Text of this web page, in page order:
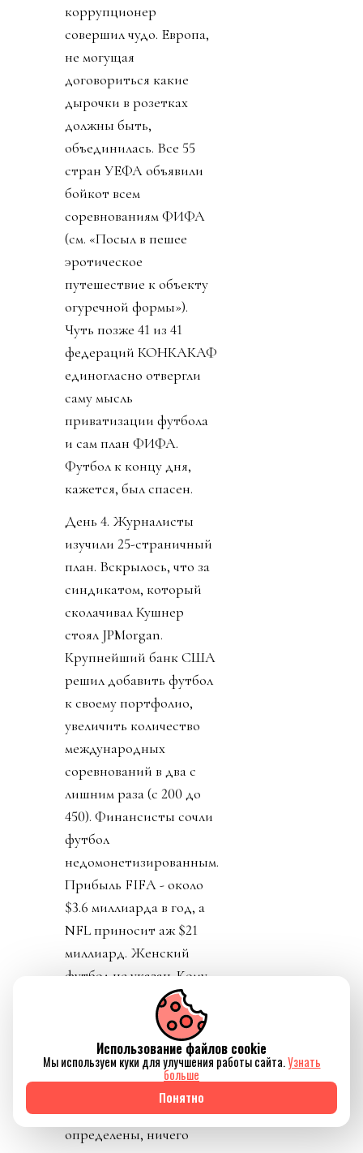
коррупционер
совершил чудо. Европа,
не могущая
договориться какие
дырочки в розетках
должны быть,
объединилась. Все 55
стран УЕФА объявили
бойкот всем
соревнованиям ФИФА
(см. «Посыл в пешее
эротическое
путешествие к объекту
огуречной формы»).
Чуть позже 41 из 41
федераций КОНКАКАФ
единогласно отвергли
саму мысль
приватизации футбола
и сам план ФИФА.
Футбол к концу дня,
кажется, был спасен.
День 4. Журналисты
изучили 25-страничный
план. Вскрылось, что за
синдикатом, который
сколачивал Кушнер
стоял JPMorgan.
Крупнейший банк США
решил добавить футбол
к своему портфолио,
увеличить количество
международных
соревнований в два с
лишним раза (с 200 до
450). Финансисты сочли
футбол
недомонетизированным.
Прибыль FIFA - около
$3.6 миллиарда в год, а
NFL приносит аж $21
миллиард. Женский
футбол не указан. Кому
обещанные миллиарды
достанутся не сказали.
Личности инвесторов
не указаны в документе,
сроки и условия
функционирования не
определены, ничего
Использование файлов cookie
Мы используем куки для улучшения работы сайта.Узнать
больше
Понятно